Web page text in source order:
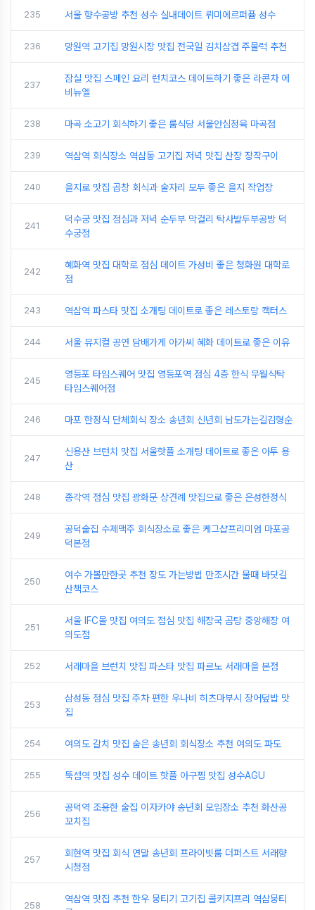
235 서울 향수공방 추천 성수 실내데이트 뤼미에르퍼퓸 성수
236 망원역 고기집 망원시장 맛집 전국일 김치삼겹 주물럭 추천
237
잠실 맛집 스페인 요리 런치코스 데이트하기 좋은 라콘차 에
비뉴엘
238 마곡 소고기 회식하기 좋은 룸식당 서울안심정육 마곡점
239 역삼역 회식장소 역삼동 고기집 저녁 맛집 산장 장작구이
240 을지로 맛집 곱창 회식과 술자리 모두 좋은 을지 작업장
241
덕수궁 맛집 점심과 저녁 순두부 막걸리 탁사발두부공방 덕
수궁점
242
혜화역 맛집 대학로 점심 데이트 가성비 좋은 청화원 대학로
점
243 역삼역 파스타 맛집 소개팅 데이트로 좋은 레스토랑 캑터스
244 서울 뮤지컬 공연 담배가게 아가씨 혜화 데이트로 좋은 이유
245
영등포 타임스퀘어 맛집 영등포역 점심 4층 한식 무월식탁
타임스퀘어점
246 마포 한정식 단체회식 장소 송년회 신년회 남도가는길김형순
247
신용산 브런치 맛집 서울핫플 소개팅 데이트로 좋은 아투 용
산
248 종각역 점심 맛집 광화문 상견례 맛집으로 좋은 은성한정식
249
공덕술집 수제맥주 회식장소로 좋은 케그샵프리미엄 마포공
덕본점
250
여수 가볼만한곳 추천 장도 가는방법 만조시간 물때 바닷길
산책코스
251
서울 IFC몰 맛집 여의도 점심 맛집 해장국 곰탕 중앙해장 여
의도점
252 서래마을 브런치 맛집 파스타 맛집 파르노 서래마을 본점
253
삼성동 점심 맛집 주차 편한 우나비 히츠마부시 장어덮밥 맛
집
254 여의도 갈치 맛집 숨은 송년회 회식장소 추천 여의도 파도
255 뚝섬역 맛집 성수 데이트 핫플 아구찜 맛집 성수AGU
256
공덕역 조용한 술집 이자카야 송년회 모임장소 추천 화산공
꼬치집
257
회현역 맛집 회식 연말 송년회 프라이빗룸 더퍼스트 서래향
시청점
258
역삼역 맛집 추천 한우 뭉티기 고기집 콜키지프리 역삼뭉티